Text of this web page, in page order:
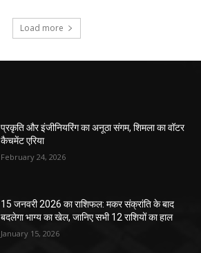
प्रकृति और इंजीनियरिंग का अनूठा संगम, शिमला का वॉटर
कैचमेंट एरिया
February 24, 2026
15 जनवरी 2026 का राशिफल: मकर संक्रांति के बाद
बदलेगा भाग्य का खेल, जानिए सभी 12 राशियों का हाल
January 15, 2026